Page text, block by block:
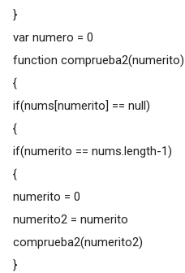
}
var numero = 0
function comprueba2(numerito)
{
if(nums[numerito] == null)
{
if(numerito == nums.length-1)
{
numerito = 0
numerito2 = numerito
comprueba2(numerito2)
}